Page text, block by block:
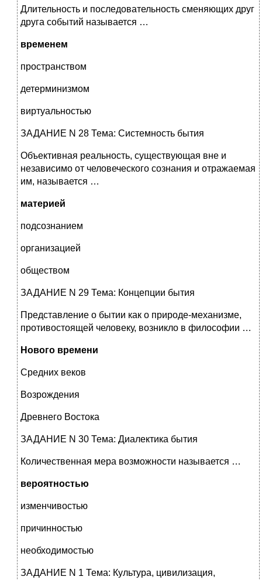
Длительность и последовательность сменяющих друг
друга событий называется …
временем
пространством
детерминизмом
виртуальностью
ЗАДАНИЕ N 28 Тема: Системность бытия
Объективная реальность, существующая вне и
независимо от человеческого сознания и отражаемая
им, называется …
материей
подсознанием
организацией
обществом
ЗАДАНИЕ N 29 Тема: Концепции бытия
Представление о бытии как о природе-механизме,
противостоящей человеку, возникло в философии …
Нового времени
Средних веков
Возрождения
Древнего Востока
ЗАДАНИЕ N 30 Тема: Диалектика бытия
Количественная мера возможности называется …
вероятностью
изменчивостью
причинностью
необходимостью
ЗАДАНИЕ N 1 Тема: Культура, цивилизация,